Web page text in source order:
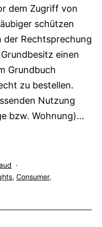
dem Zugriff von
schützen
der Rechtsprechung
einen
Grundbuch
zu bestellen.
Nutzung
bzw. Wohnung)…
, Consumer,